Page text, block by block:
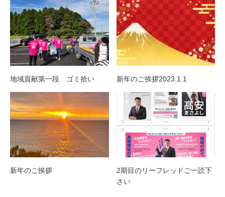
地域貢献第一段 ゴミ拾い 新年のご挨拶2023.1.1
新年のご挨拶
2期目のリーフレッドご一読下
さい